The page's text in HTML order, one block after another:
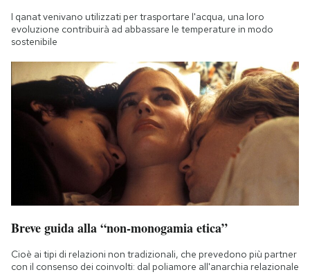
I qanat venivano utilizzati per trasportare l'acqua, una loro
evoluzione contribuirà ad abbassare le temperature in modo
sostenibile
Breve guida alla “non-monogamia etica”
Cioè ai tipi di relazioni non tradizionali, che prevedono più partner
con il consenso dei coinvolti: dal poliamore all'anarchia relazionale